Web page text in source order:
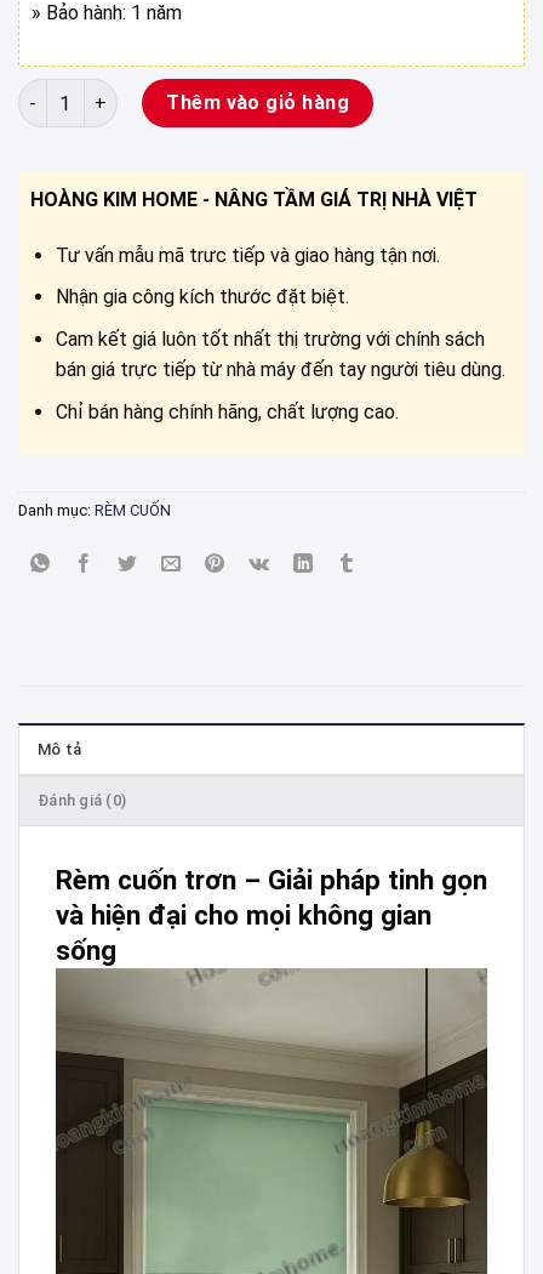
» Bảo hành: 1 năm
RÈM CUỐN TRƠN CAO CẤP số lượng
Thêm vào giỏ hàng
HOÀNG KIM HOME - NÂNG TẦM GIÁ TRỊ NHÀ VIỆT
Tư vấn mẫu mã trưc tiếp và giao hàng tận nơi.
Nhận gia công kích thước đặt biệt.
Cam kết giá luôn tốt nhất thị trường với chính sách
bán giá trực tiếp từ nhà máy đến tay người tiêu dùng.
Chỉ bán hàng chính hãng, chất lượng cao.
Danh mục: RÈM CUỐN
Mô tả
Đánh giá (0)
Rèm cuốn trơn – Giải pháp tinh gọn
và hiện đại cho mọi không gian
sống